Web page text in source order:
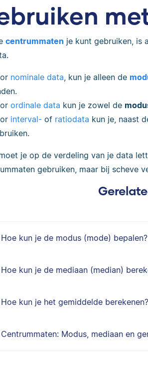
centrummaten je kunt gebruiken, is
nominale data, kun je alleen de
ordinale data kun je zowel de
interval- of ratiodata kun je, naast
je op de verdeling van je data
gebruiken, maar bij scheve
Hoe kun je de modus (mode) bepalen?
Hoe kun je de mediaan (median)
Hoe kun je het gemiddelde
Centrummaten: Modus, mediaan en